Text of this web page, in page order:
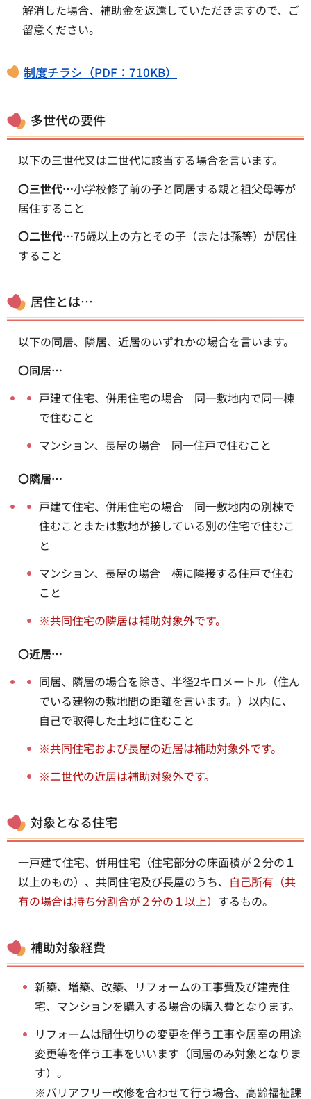
解消した場合、補助金を返還していただきますので、ご
留意ください。
制度チラシ（PDF：710KB）
多世代の要件
以下の三世代又は二世代に該当する場合を言います。
〇三世代…小学校修了前の子と同居する親と祖父母等が
居住すること
〇二世代…75歳以上の方とその子（または孫等）が居住
すること
居住とは…
以下の同居、隣居、近居のいずれかの場合を言います。
〇同居…
戸建て住宅、併用住宅の場合 同一敷地内で同一棟
で住むこと
マンション、長屋の場合 同一住戸で住むこと
〇隣居…
戸建て住宅、併用住宅の場合 同一敷地内の別棟で
住むことまたは敷地が接している別の住宅で住むこ
と
マンション、長屋の場合 横に隣接する住戸で住む
こと
※共同住宅の隣居は補助対象外です。
〇近居…
同居、隣居の場合を除き、半径2キロメートル（住ん
でいる建物の敷地間の距離を言います。）以内に、
自己で取得した土地に住むこと
※共同住宅および長屋の近居は補助対象外です。
※二世代の近居は補助対象外です。
対象となる住宅
一戸建て住宅、併用住宅（住宅部分の床面積が２分の１
以上のもの）、共同住宅及び長屋のうち、 自己所有（共
有の場合は持ち分割合が２分の１以上） するもの。
補助対象経費
新築、増築、改築、リフォームの工事費及び建売住
宅、マンションを購入する場合の購入費となります。
リフォームは間仕切りの変更を伴う工事や居室の用途
変更等を伴う工事をいいます（同居のみ対象となりま
す）。
※バリアフリー改修を合わせて行う場合、高齢福祉課